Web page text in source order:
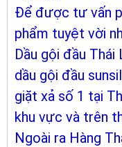
Để được tư vấn
phẩm tuyệt vời
Dầu gội đầu Thái
dầu gội đầu
giặt xả số 1 tại
khu vực và trên
Ngoài ra Hàng